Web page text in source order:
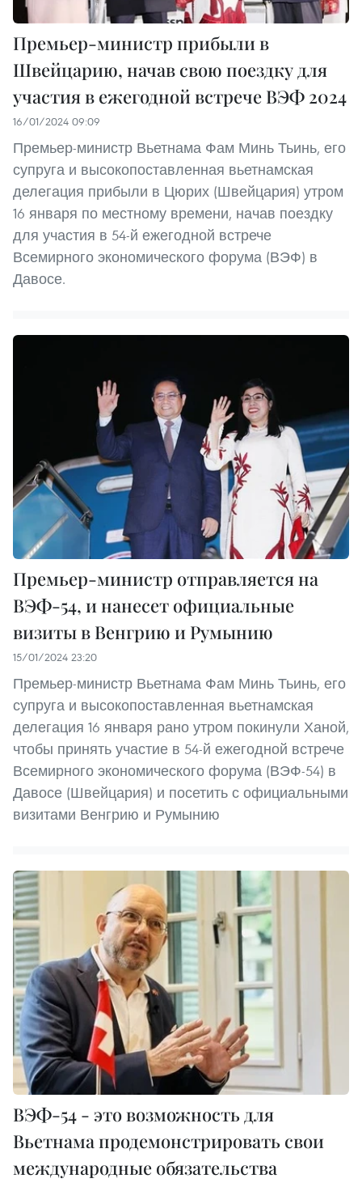
Премьер-министр прибыли в
Швейцарию, начав свою поездку для
участия в ежегодной встрече ВЭФ 2024
16/01/2024 09:09
Премьер-министр Вьетнама Фам Минь Тьинь, его
супруга и высокопоставленная вьетнамская
делегация прибыли в Цюрих (Швейцария) утром
16 января по местному времени, начав поездку
для участия в 54-й ежегодной встрече
Всемирного экономического форума (ВЭФ) в
Давосе.
Премьер-министр отправляется на
ВЭФ-54, и нанесет официальные
визиты в Венгрию и Румынию
15/01/2024 23:20
Премьер-министр Вьетнама Фам Минь Тьинь, его
супруга и высокопоставленная вьетнамская
делегация 16 января рано утром покинули Ханой,
чтобы принять участие в 54-й ежегодной встрече
Всемирного экономического форума (ВЭФ-54) в
Давосе (Швейцария) и посетить с официальными
визитами Венгрию и Румынию
ВЭФ-54 - это возможность для
Вьетнама продемонстрировать свои
международные обязательства